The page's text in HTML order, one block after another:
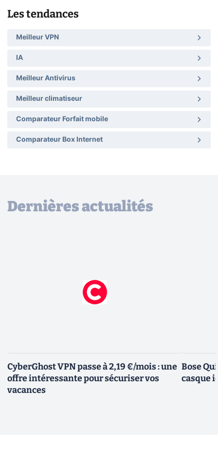
Les tendances
Meilleur VPN
IA
Meilleur Antivirus
Meilleur climatiseur
Comparateur Forfait mobile
Comparateur Box Internet
Dernières actualités
CyberGhost VPN passe à 2,19 €/mois : une
offre intéressante pour sécuriser vos
vacances
Bose
casque